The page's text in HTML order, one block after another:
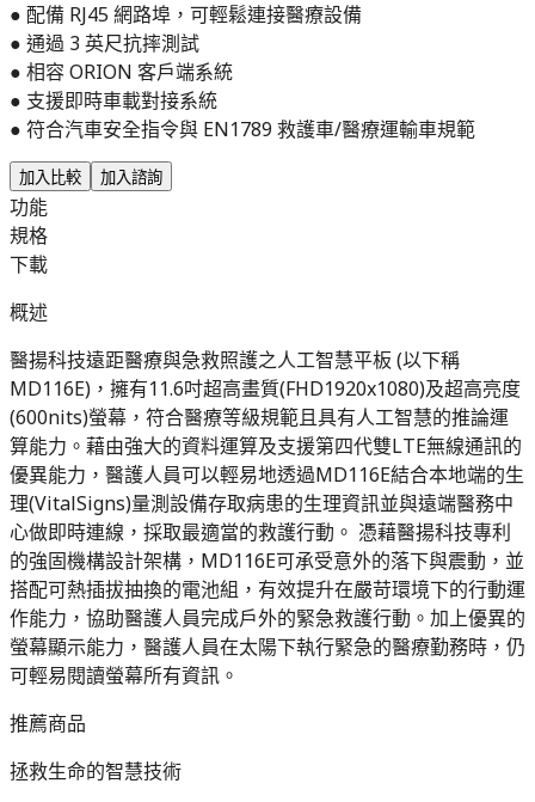
● 配備 RJ45 網路埠，可輕鬆連接醫療設備
● 通過 3 英尺抗摔測試
● 相容 ORION 客戶端系統
● 支援即時車載對接系統
● 符合汽車安全指令與 EN1789 救護車/醫療運輸車規範
加入比較 加入諮詢
功能
規格
下載
概述
醫揚科技遠距醫療與急救照護之人工智慧平板 (以下稱
MD116E)，擁有11.6吋超高畫質(FHD1920x1080)及超高亮度
(600nits)螢幕，符合醫療等級規範且具有人工智慧的推論運
算能力。藉由強大的資料運算及支援第四代雙LTE無線通訊的
優異能力，醫護人員可以輕易地透過MD116E結合本地端的生
理(VitalSigns)量測設備存取病患的生理資訊並與遠端醫務中
心做即時連線，採取最適當的救護行動。 憑藉醫揚科技專利
的強固機構設計架構，MD116E可承受意外的落下與震動，並
搭配可熱插拔抽換的電池組，有效提升在嚴苛環境下的行動運
作能力，協助醫護人員完成戶外的緊急救護行動。加上優異的
螢幕顯示能力，醫護人員在太陽下執行緊急的醫療勤務時，仍
可輕易閱讀螢幕所有資訊。
推薦商品
拯救生命的智慧技術